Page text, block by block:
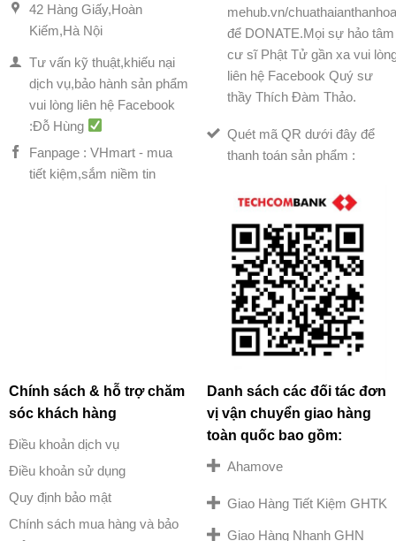
42 Hàng Giấy,Hoàn
Kiếm,Hà Nội
Tư vấn kỹ thuật,khiếu nại
dịch vụ,bảo hành sản phẩm
vui lòng liên hệ Facebook
:Đỗ Hùng
Fanpage : VHmart - mua
tiết kiệm,sắm niềm tin
mehub.vn/
để DONATE.Mọi sự hảo tâm
cư sĩ Phật Tử gần xa vui
liên hệ Facebook Quý sư
thầy Thích Đàm Thảo.
Quét mã QR dưới đây để
thanh toán sản phẩm :
Chính sách & hỗ trợ chăm
sóc khách hàng
Điều khoản dịch vụ
Điều khoản sử dụng
Quy định bảo mật
Chính sách mua hàng và bảo
Danh sách các đối tác đơn
vị vận chuyển giao hàng
toàn quốc bao gồm:
Ahamove
Giao Hàng Tiết Kiệm GHTK
Giao Hàng Nhanh GHN